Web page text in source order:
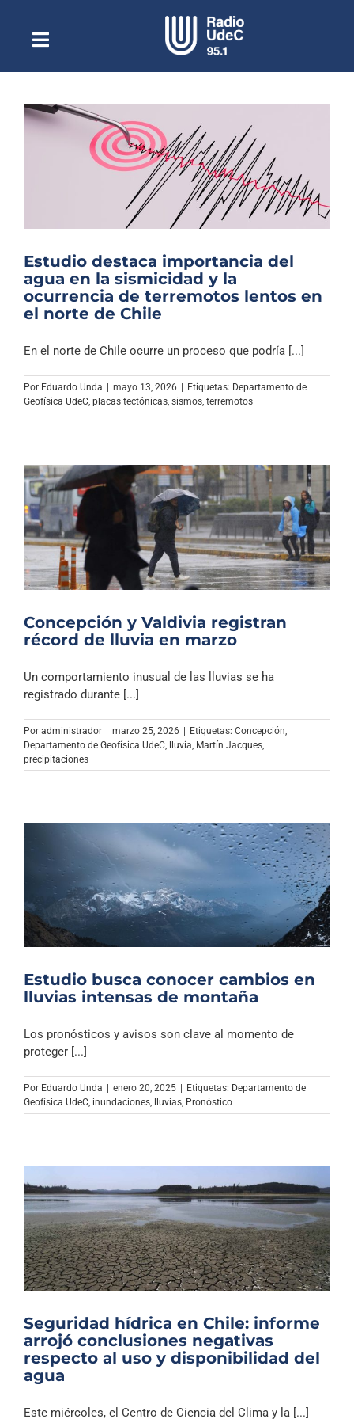
contenidoToggle
NavigationEscuchar Radio UdeC en vivo
Quiénes Somos
Programación
Podcast
Noticias
Columnas
Música Clásica
Estudio destaca importancia del
agua en la sismicidad y la
ocurrencia de terremotos lentos en
el norte de Chile
En el norte de Chile ocurre un proceso que podría [...]
Por Eduardo Unda | mayo 13, 2026 | Etiquetas: Departamento de
Geofísica UdeC placas tectónicas sismos terremotos
Concepción y Valdivia registran
récord de lluvia en marzo
Un comportamiento inusual de las lluvias se ha
registrado durante [...]
Por administrador | marzo 25, 2026 | Etiquetas: Concepción
Departamento de Geofísica UdeC lluvia Martín Jacques
precipitaciones
Estudio busca conocer cambios en
lluvias intensas de montaña
Los pronósticos y avisos son clave al momento de
proteger [...]
Por Eduardo Unda enero 20, 2025 Etiquetas: Departamento de
Geofísica UdeC, inundaciones, lluvias, Pronóstico
Seguridad hídrica en Chile: informe
arrojó conclusiones negativas
respecto al uso y disponibilidad del
agua
Este miércoles, el Centro de Ciencia del Clima y la [...]